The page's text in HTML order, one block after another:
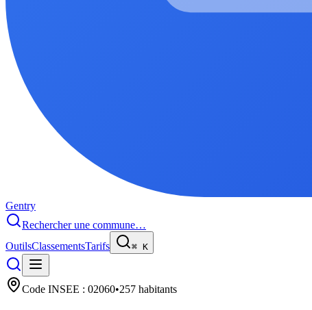
Gentry
Rechercher une commune…
OutilsClassementsTarifs ⌘ K
Code INSEE : 02060•257 habitants